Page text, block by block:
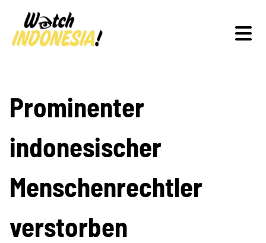
Schwerpunkte
Veranstaltungen
Publikationen
Prominenter
indonesischer
Menschenrechtler
verstorben